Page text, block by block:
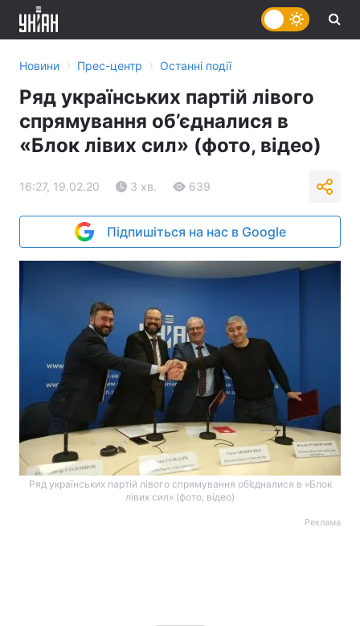
Новини › Прес-центр › Останні події
Ряд українських партій лівого
спрямування об’єдналися в
«Блок лівих сил» (фото, відео)
16:27, 19.02.20 3 хв. 639
Підпишіться на нас в Google
Ряд українських партій лівого спрямування об’єдналися в «Блок
лівих сил» (фото, відео)
Реклама